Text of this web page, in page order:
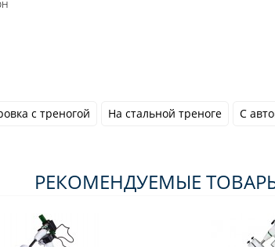
с треногой На стальной треноге С
РЕКОМЕНДУЕМЫЕ